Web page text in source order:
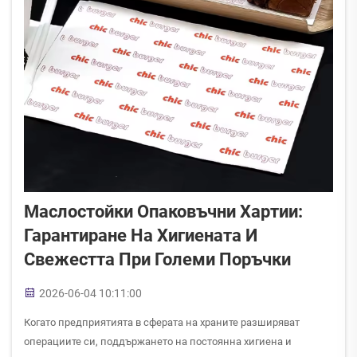
Маслостойки Опаковъчни Хартии:
Гарантиране На Хигиената И
Свежестта При Големи Поръчки
2026-06-04 10:11:00
Когато предприятията в сферата на храните разширяват
операциите си, поддържането на постоянна хигиена и